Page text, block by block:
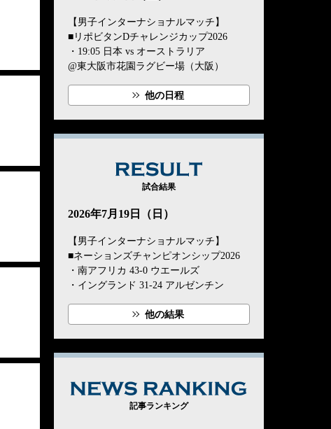
【男子インターナショナルマッチ】
■リポビタンDチャレンジカップ2026
・19:05 日本 vs オーストラリア
@東大阪市花園ラグビー場（大阪）
他の日程
試合結果
2026年7月19日（日）
【男子インターナショナルマッチ】
■ネーションズチャンピオンシップ2026
・南アフリカ 43-0 ウエールズ
・イングランド 31-24 アルゼンチン
他の結果
記事ランキング